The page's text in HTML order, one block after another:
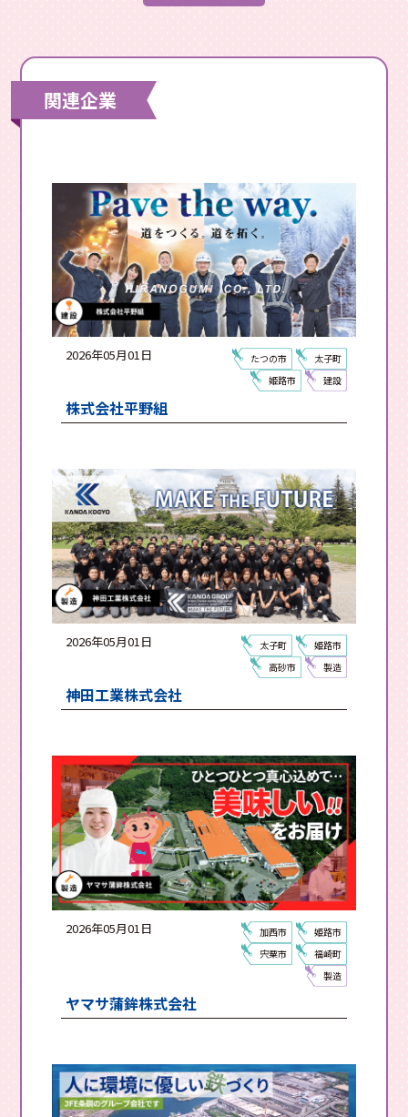
関連企業
2026年05月01日 たつの市
太子町
姫路市
建設
株式会社平野組
2026年05月01日 太子町
姫路市
高砂市
製造
神田工業株式会社
2026年05月01日 加西市
姫路市
宍粟市
福崎町
製造
ヤマサ蒲鉾株式会社